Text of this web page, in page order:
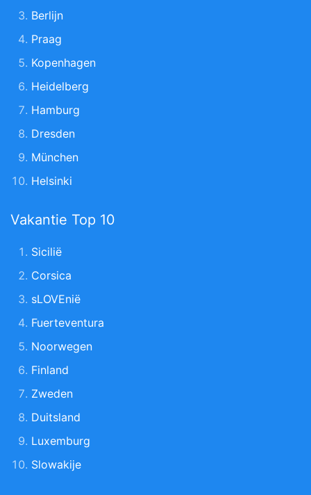
Berlijn
Praag
Kopenhagen
Heidelberg
Hamburg
Dresden
München
Helsinki
Vakantie Top 10
Sicilië
Corsica
sLOVEnië
Fuerteventura
Noorwegen
Finland
Zweden
Duitsland
Luxemburg
Slowakije